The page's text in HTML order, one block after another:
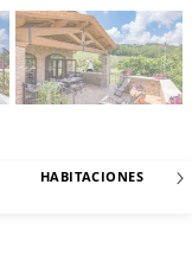
HABITACIONES